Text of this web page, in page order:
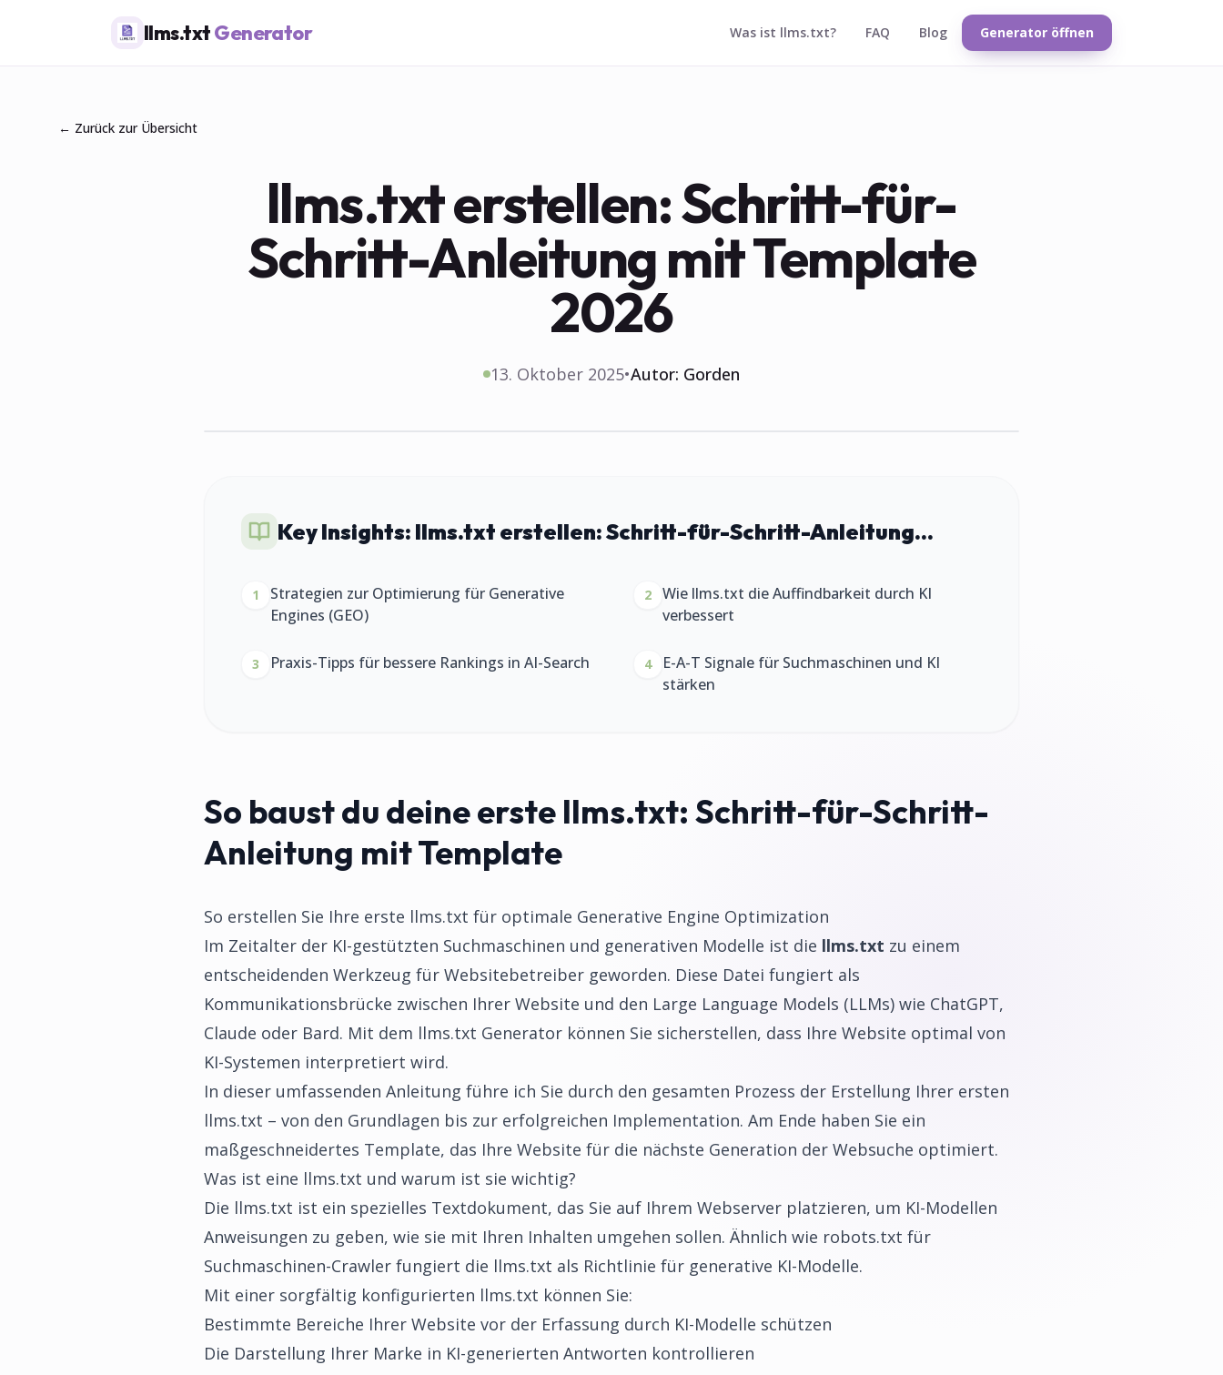
llms.txtGenerator Was ist llms.txt? FAQ Blog Generator öffnen
← Zurück zur Übersicht
llms.txt erstellen: Schritt-für-
Schritt-Anleitung mit Template
2026
13. Oktober 2025•Autor: Gorden
Key Insights: llms.txt erstellen: Schritt-für-Schritt-Anleitung...
1
Strategien zur Optimierung für Generative
Engines (GEO)
2
Wie llms.txt die Auffindbarkeit durch KI
verbessert
3 Praxis-Tipps für bessere Rankings in AI-Search 4
E-A-T Signale für Suchmaschinen und KI
stärken
So baust du deine erste llms.txt: Schritt-für-Schritt-
Anleitung mit Template
So erstellen Sie Ihre erste llms.txt für optimale Generative Engine Optimization
Im Zeitalter der KI-gestützten Suchmaschinen und generativen Modelle ist die llms.txt zu einem
entscheidenden Werkzeug für Websitebetreiber geworden. Diese Datei fungiert als
Kommunikationsbrücke zwischen Ihrer Website und den Large Language Models (LLMs) wie ChatGPT,
Claude oder Bard. Mit dem llms.txt Generator können Sie sicherstellen, dass Ihre Website optimal von
KI-Systemen interpretiert wird.
In dieser umfassenden Anleitung führe ich Sie durch den gesamten Prozess der Erstellung Ihrer ersten
llms.txt – von den Grundlagen bis zur erfolgreichen Implementation. Am Ende haben Sie ein
maßgeschneidertes Template, das Ihre Website für die nächste Generation der Websuche optimiert.
Was ist eine llms.txt und warum ist sie wichtig?
Die llms.txt ist ein spezielles Textdokument, das Sie auf Ihrem Webserver platzieren, um KI-Modellen
Anweisungen zu geben, wie sie mit Ihren Inhalten umgehen sollen. Ähnlich wie robots.txt für
Suchmaschinen-Crawler fungiert die llms.txt als Richtlinie für generative KI-Modelle.
Mit einer sorgfältig konfigurierten llms.txt können Sie:
Bestimmte Bereiche Ihrer Website vor der Erfassung durch KI-Modelle schützen
Die Darstellung Ihrer Marke in KI-generierten Antworten kontrollieren